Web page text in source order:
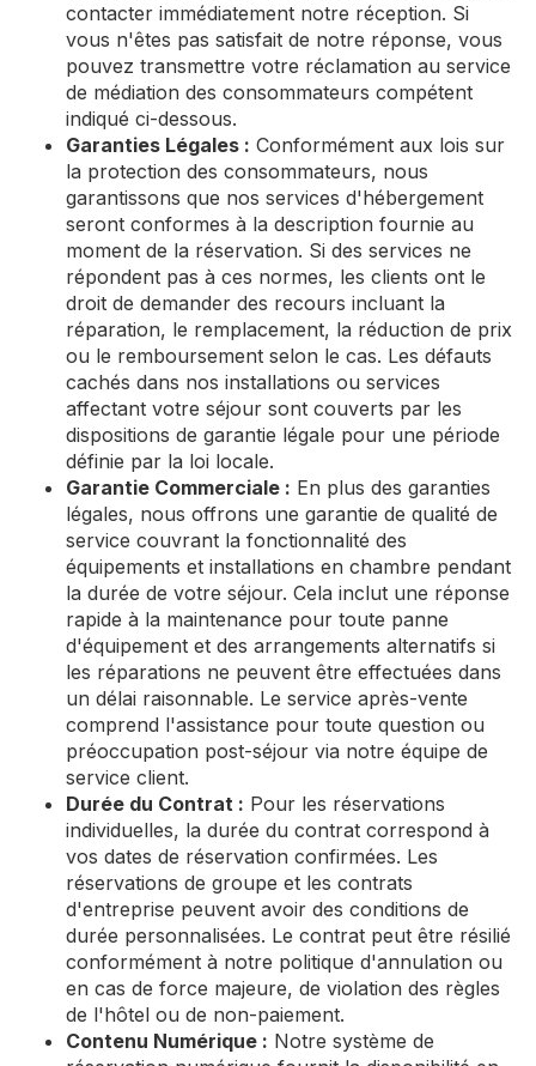
contacter immédiatement notre réception. Si
vous n'êtes pas satisfait de notre réponse, vous
pouvez transmettre votre réclamation au service
de médiation des consommateurs compétent
indiqué ci-dessous.
Garanties Légales : Conformément aux lois sur
la protection des consommateurs, nous
garantissons que nos services d'hébergement
seront conformes à la description fournie au
moment de la réservation. Si des services ne
répondent pas à ces normes, les clients ont le
droit de demander des recours incluant la
réparation, le remplacement, la réduction de prix
ou le remboursement selon le cas. Les défauts
cachés dans nos installations ou services
affectant votre séjour sont couverts par les
dispositions de garantie légale pour une période
définie par la loi locale.
Garantie Commerciale : En plus des garanties
légales, nous offrons une garantie de qualité de
service couvrant la fonctionnalité des
équipements et installations en chambre pendant
la durée de votre séjour. Cela inclut une réponse
rapide à la maintenance pour toute panne
d'équipement et des arrangements alternatifs si
les réparations ne peuvent être effectuées dans
un délai raisonnable. Le service après-vente
comprend l'assistance pour toute question ou
préoccupation post-séjour via notre équipe de
service client.
Durée du Contrat : Pour les réservations
individuelles, la durée du contrat correspond à
vos dates de réservation confirmées. Les
réservations de groupe et les contrats
d'entreprise peuvent avoir des conditions de
durée personnalisées. Le contrat peut être résilié
conformément à notre politique d'annulation ou
en cas de force majeure, de violation des règles
de l'hôtel ou de non-paiement.
Contenu Numérique : Notre système de